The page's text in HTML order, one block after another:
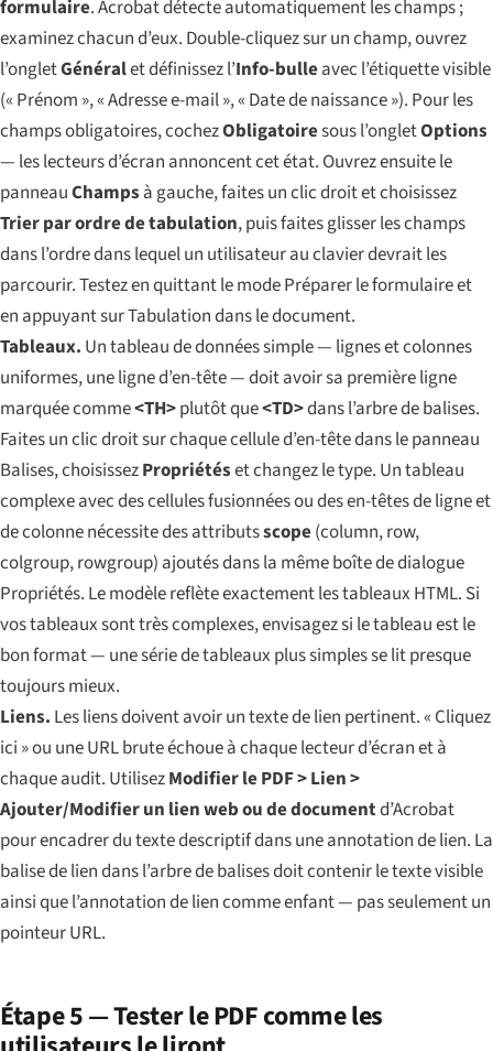
formulaire. Acrobat détecte automatiquement les champs ;
examinez chacun d’eux. Double-cliquez sur un champ, ouvrez
l’ongletGénéralet définissez l’Info-bulleavec l’étiquette visible
(« Prénom », « Adresse e-mail », « Date de naissance »). Pour les
champs obligatoires, cochezObligatoiresous l’ongletOptions
— les lecteurs d’écran annoncent cet état. Ouvrez ensuite le
panneauChamps à gauche, faites un clic droit et choisissez
Trier par ordre de tabulation, puis faites glisser les champs
dans l’ordre dans lequel un utilisateur au clavier devrait les
parcourir. Testez en quittant le mode Préparer le formulaire et
en appuyant sur Tabulation dans le document.
Tableaux. Un tableau de données simple — lignes et colonnes
uniformes, une ligne d’en-tête — doit avoir sa première ligne
marquée comme<TH>plutôt que<TD>dans l’arbre de balises.
Faites un clic droit sur chaque cellule d’en-tête dans le panneau
Balises, choisissezPropriétéset changez le type. Un tableau
complexe avec des cellules fusionnées ou des en-têtes de ligne et
de colonne nécessite des attributsscope(column, row,
colgroup, rowgroup) ajoutés dans la même boîte de dialogue
Propriétés. Le modèle reflète exactement les tableaux HTML. Si
vos tableaux sont très complexes, envisagez si le tableau est le
bon format — une série de tableaux plus simples se lit presque
toujours mieux.
Liens. Les liens doivent avoir un texte de lien pertinent. « Cliquez
ici » ou une URL brute échoue à chaque lecteur d’écran et à
chaque audit. UtilisezModifier le PDF > Lien >
Ajouter/Modifier un lien web ou de documentd’Acrobat
pour encadrer du texte descriptif dans une annotation de lien. La
balise de lien dans l’arbre de balises doit contenir le texte visible
ainsi que l’annotation de lien comme enfant — pas seulement un
pointeur URL.
Étape 5 — Tester le PDF comme les